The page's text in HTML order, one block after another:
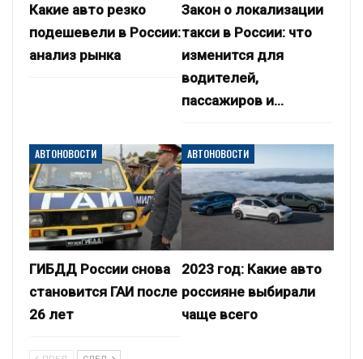
Какие авто резко
подешевели в России:
анализ рынка
Закон о локализации
такси в России: что
изменится для
водителей,
пассажиров и…
АВТОНОВОСТИ
ГИБДД России снова
становится ГАИ после
26 лет
АВТОНОВОСТИ
2023 год: Какие авто
россияне выбирали
чаще всего